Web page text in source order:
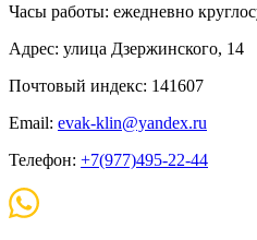
Часы работы: ежедневно
Адрес: улица Дзержинского, 14
Почтовый индекс: 141607
Email: evak-klin@yandex.ru
Телефон: +7(977)495-22-44